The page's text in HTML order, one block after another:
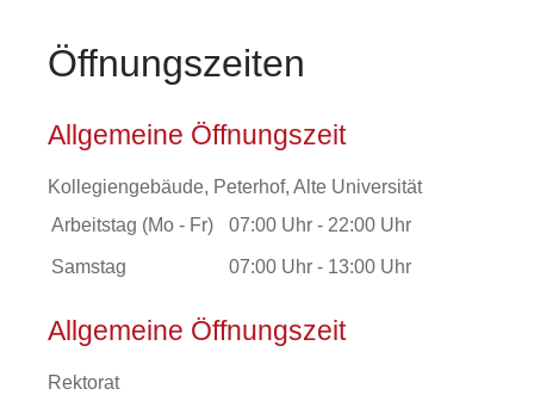
Öffnungszeiten
Allgemeine Öffnungszeit
Kollegiengebäude, Peterhof, Alte Universität
Arbeitstag (Mo - Fr)
07:00 Uhr - 22:00 Uhr
Samstag 07:00 Uhr - 13:00 Uhr
Allgemeine Öffnungszeit
Rektorat